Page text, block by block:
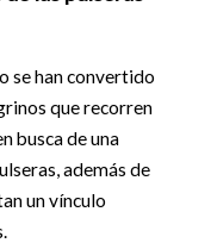
se han convertido
que recorren
busca de una
además de
un vínculo